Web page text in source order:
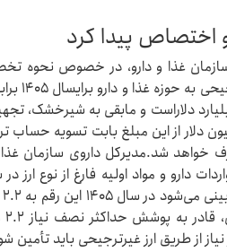
سازمان غذا و دارو، در خصوص نحوه
و مواد اولیه از این مبلغ، ۱.۵ میلیارد دلاراست و
دارد.؛ اما حدود ۴۰۰ میلیون دلار از این مبلغ بابت
شد.مدیرکل داروی سازمان غذا و
از طریق ارز غیرترجیحی باید تأمین